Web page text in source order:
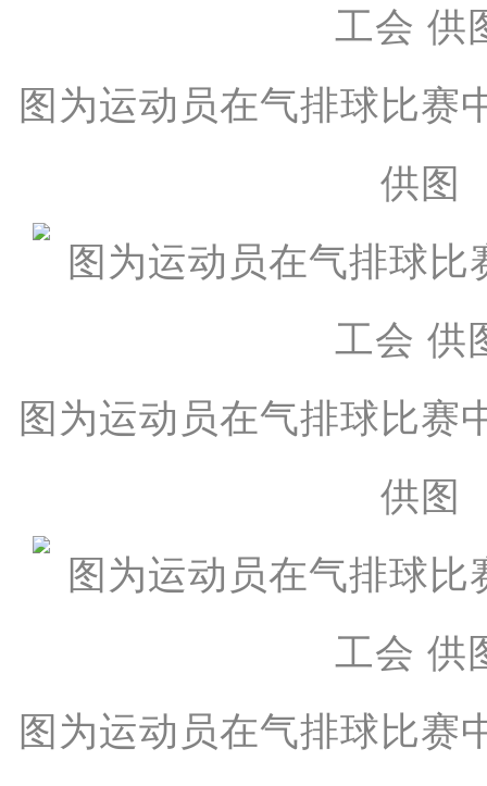
图为运动员在气排球比赛
供图
图为运动员在气排球比赛
供图
图为运动员在气排球比赛